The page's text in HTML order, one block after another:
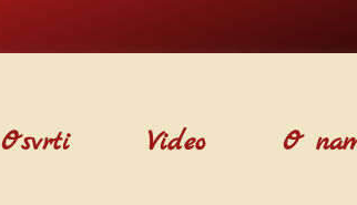
Osvrti Video O